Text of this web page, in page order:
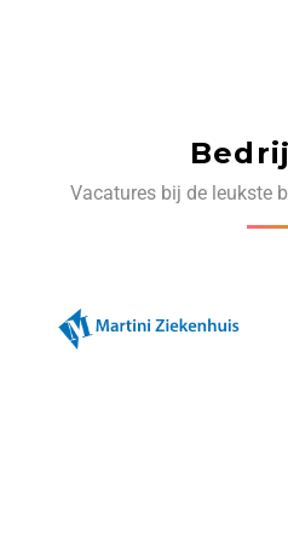
Vacatures bij de leukste